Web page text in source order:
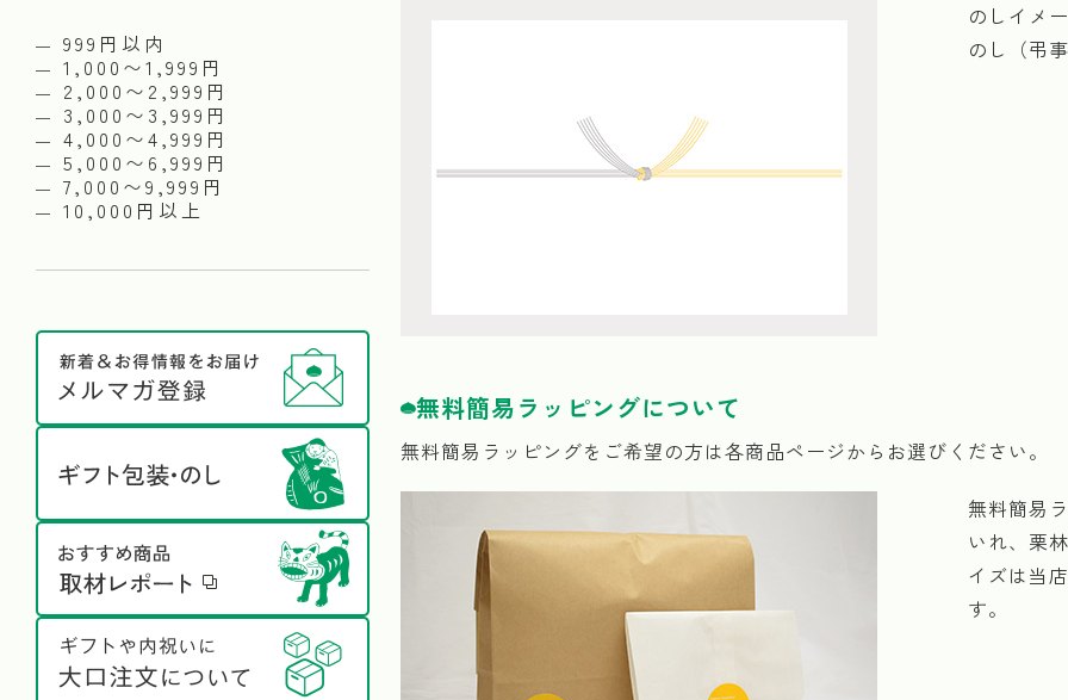
999円以内
1,000〜1,999円
2,000〜2,999円
3,000〜3,999円
4,000〜4,999円
5,000〜6,999円
7,000〜9,999円
10,000円以上
のしイメ
のし（弔
無料簡易ラッピングについて
無料簡易ラッピングをご希望の方は各商品ページからお選びください。
無料簡易
いれ、栗
イズは当
す。